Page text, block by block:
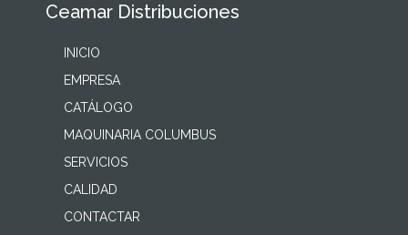
Ceamar Distribuciones
INICIO
EMPRESA
CATÁLOGO
MAQUINARIA COLUMBUS
SERVICIOS
CALIDAD
CONTACTAR